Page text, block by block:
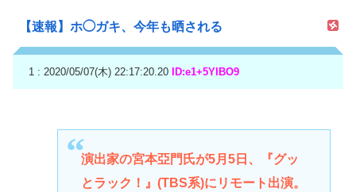
【速報】ホ◯ガキ、今年も晒される
1 : 2020/05/07(木) 22:17:20.20 ID:e1+5YIBO9
演出家の宮本亞門氏が5月5日、『グッ
とラック！』(TBS系)にリモート出演。